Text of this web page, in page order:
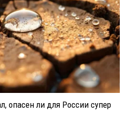
опасен ли для России супер